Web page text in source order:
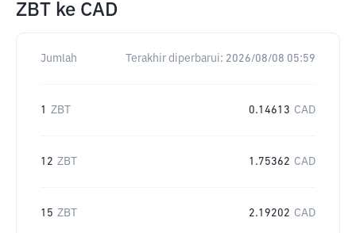
ZBT ke CAD
Jumlah Terakhir diperbarui: 2026/08/08 05:59
1 ZBT 0.14613 CAD
12 ZBT 1.75362 CAD
15 ZBT 2.19202 CAD